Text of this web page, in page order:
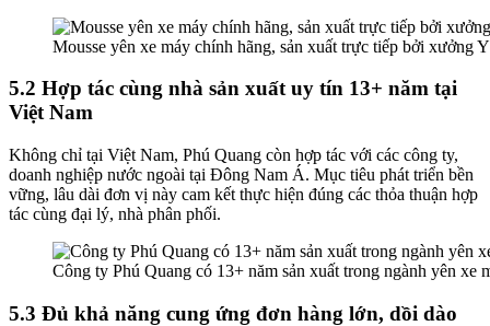
Mousse yên xe máy chính hãng, sản xuất trực tiếp bởi xưởng
5.2 Hợp tác cùng nhà sản xuất uy tín 13+ năm tại
Việt Nam
Không chỉ tại Việt Nam, Phú Quang còn hợp tác với các công ty,
doanh nghiệp nước ngoài tại Đông Nam Á. Mục tiêu phát triển bền
vững, lâu dài đơn vị này cam kết thực hiện đúng các thỏa thuận hợp
tác cùng đại lý, nhà phân phối.
Công ty Phú Quang có 13+ năm sản xuất trong ngành yên xe
5.3 Đủ khả năng cung ứng đơn hàng lớn, dồi dào